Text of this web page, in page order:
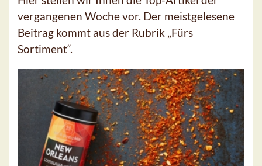
vergangenen Woche vor. Der meistgelesene
Beitrag kommt aus der Rubrik „Fürs
Sortiment“.